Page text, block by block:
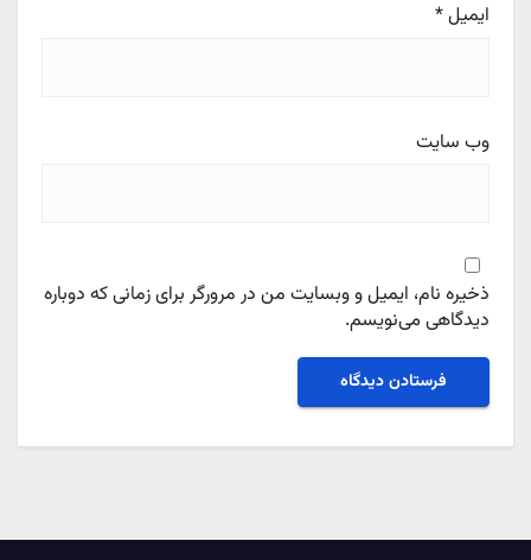
ایمیل*
وب‌ سایت
ذخیره نام، ایمیل و وبسایت من در مرورگر برای زمانی که دوباره
دیدگاهی می‌نویسم.